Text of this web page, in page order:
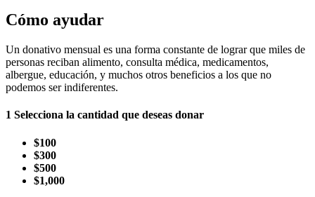
Cómo ayudar
Un donativo mensual es una forma constante de lograr que miles de
personas reciban alimento, consulta médica, medicamentos,
albergue, educación, y muchos otros beneficios a los que no
podemos ser indiferentes.
1 Selecciona la cantidad que deseas donar
$100
$300
$500
$1,000